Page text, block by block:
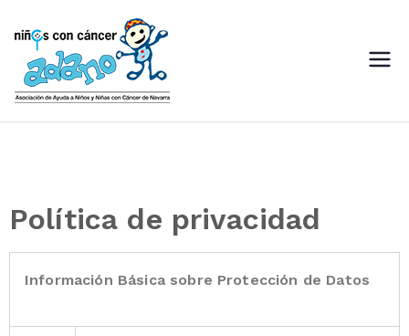
Asociación de Ayuda a Niños
Política de privacidad
Información Básica sobre Protección de Datos